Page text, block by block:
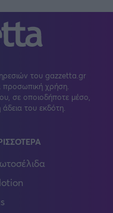
του gazzetta.gr
προσωπική χρήση.
σε οποιοδήποτε μέσο,
του εκδότη.